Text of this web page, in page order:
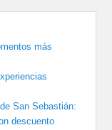
más
San Sebastián:
descuento